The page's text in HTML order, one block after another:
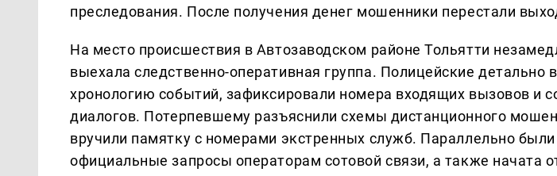
преследования. После получения денег мошенники перестали
На место происшествия в Автозаводском районе Тольятти
выехала следственно-оперативная группа. Полицейские детально
хронологию событий, зафиксировали номера входящих вызовов и
диалогов. Потерпевшему разъяснили схемы дистанционного
вручили памятку с номерами экстренных служб. Параллельно
официальные запросы операторам сотовой связи, а также начата